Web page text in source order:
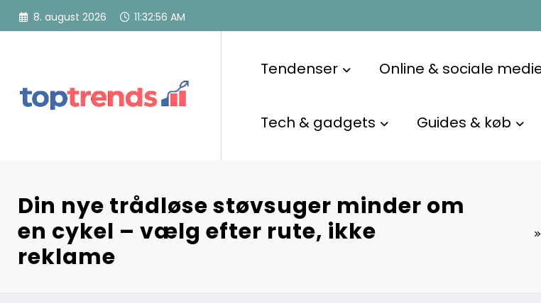
8. august 2026 11:32:57 AM
Tendenser Online & sociale
Tech & gadgets Guides & køb
Din nye trådløse støvsuger minder om
en cykel – vælg efter rute, ikke
reklame